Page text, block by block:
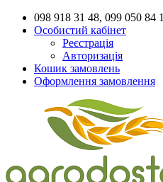
098 918 31 48, 099 050 84
Особистий кабінет
Реєстрація
Авторизація
Кошик замовлень
Оформлення замовлення